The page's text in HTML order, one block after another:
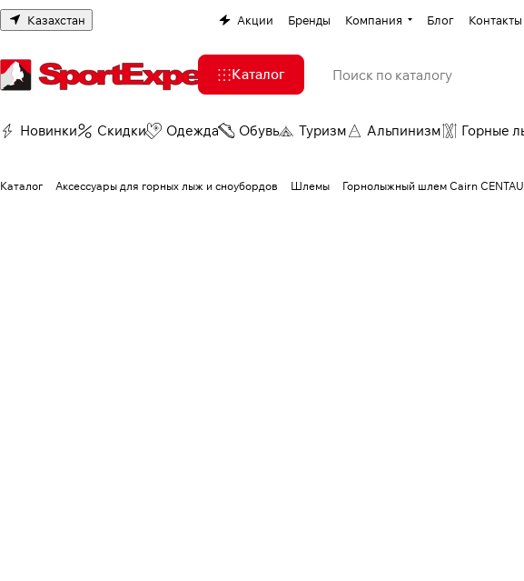
Казахстан Акции Бренды Компания Блог Контакты
Каталог
Новинки Скидки Одежда Обувь Туризм Альпинизм Горные
Каталог Аксессуары для горных лыж и сноубордов Шлемы Горнолыжный шлем Cairn